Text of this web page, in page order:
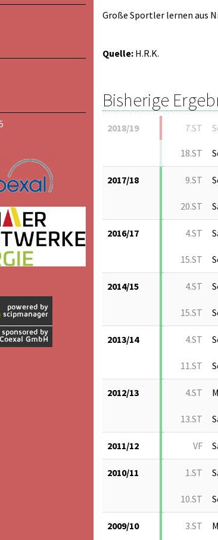
Große Sportler lernen aus
Quelle: H.R.K.
Bisherige
2018/19 7.ST
18.ST
2017/18 9.ST
20.ST
2016/17 4.ST
15.ST
2014/15 4.ST
15.ST
2013/14 4.ST
11.ST
2012/13 4.ST
13.ST
2011/12 VF
2010/11 1.ST
10.ST
2009/10 3.ST